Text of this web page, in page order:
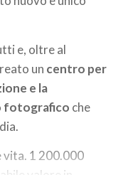
e, oltre al
un centro per
e la
fotografico che
vita. 1 200.000